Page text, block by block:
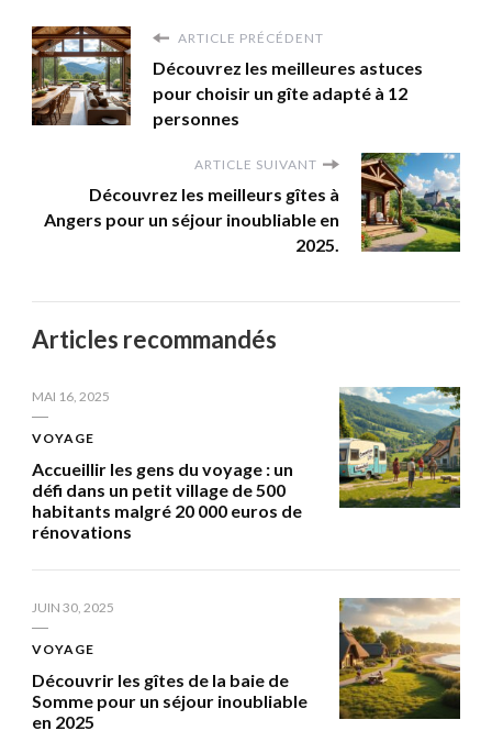
ARTICLE PRÉCÉDENT
Découvrez les meilleures astuces
pour choisir un gîte adapté à 12
personnes
ARTICLE SUIVANT
Découvrez les meilleurs gîtes à
Angers pour un séjour inoubliable en
2025.
Articles recommandés
MAI 16, 2025
VOYAGE
Accueillir les gens du voyage : un
défi dans un petit village de 500
habitants malgré 20 000 euros de
rénovations
JUIN 30, 2025
VOYAGE
Découvrir les gîtes de la baie de
Somme pour un séjour inoubliable
en 2025